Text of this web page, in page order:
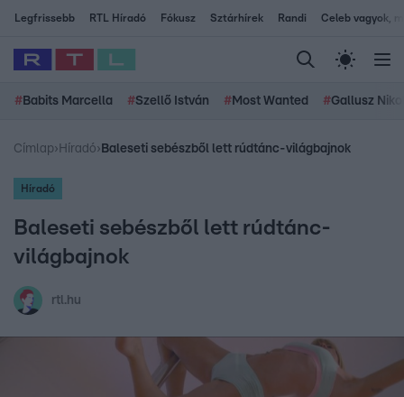
Legfrissebb RTL Híradó Fókusz Sztárhírek Randi Celeb vagyok,
# Babits Marcella #Szellő István # Most Wanted #Gallusz
Címlap› Híradó› Baleseti sebészből lett rúdtánc-világbajnok
Híradó
Baleseti sebészből lett rúdtánc-
világbajnok
rtl.hu